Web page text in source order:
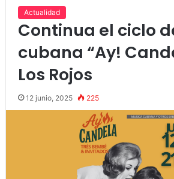
Actualidad
Continua el ciclo
cubana “Ay!
Los Rojos
12 junio, 2025 225